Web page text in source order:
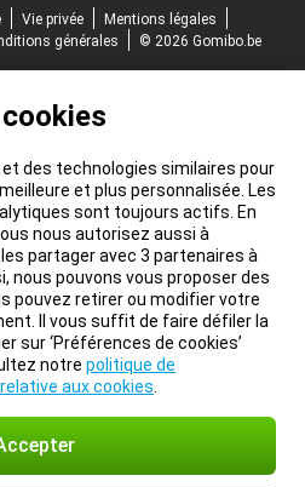
Vie privée
Mentions légales
générales © 2026 Gomibo.be
des technologies similaires pour
et plus personnalisée. Les
sont toujours actifs. En
nous autorisez aussi à
partager avec 3 partenaires à
nous pouvons vous proposer des
pouvez retirer ou modifier votre
Il vous suffit de faire défiler la
sur ‘Préférences de cookies’
notre politique de
aux cookies